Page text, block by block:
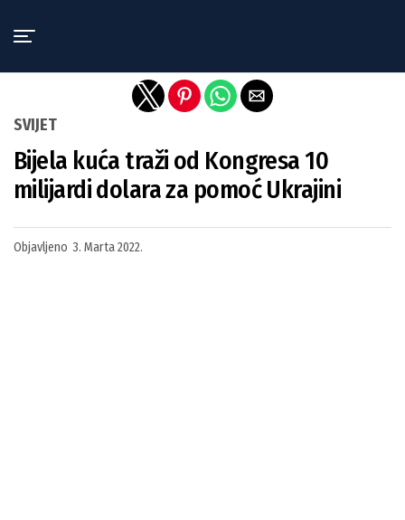
SVIJET
Bijela kuća traži od Kongresa 10
milijardi dolara za pomoć Ukrajini
Objavljeno 3. Marta 2022.